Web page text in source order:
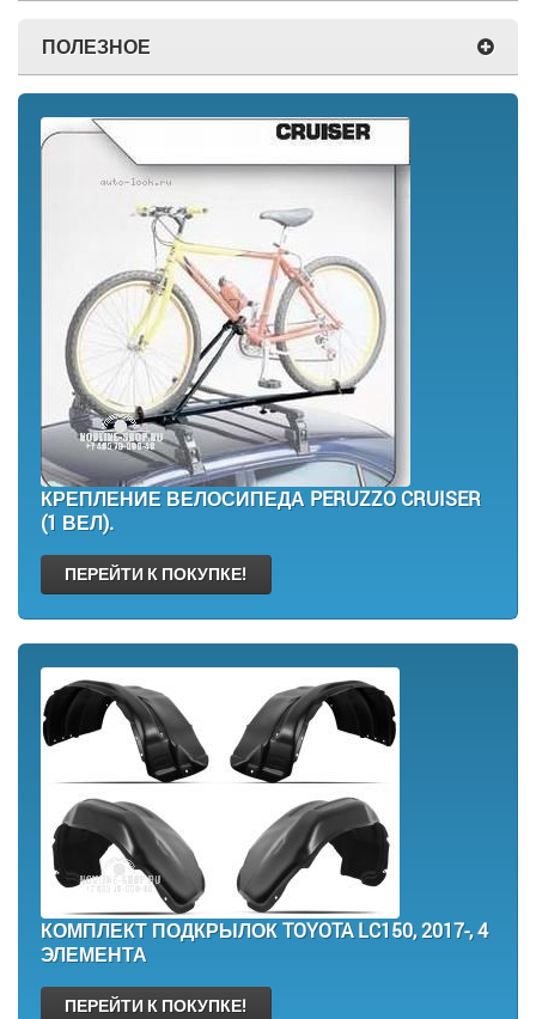
ПОЛЕЗНОЕ
КРЕПЛЕНИЕ ВЕЛОСИПЕДА PERUZZO CRUISER
(1 ВЕЛ).
ПЕРЕЙТИ К ПОКУПКЕ!
КОМПЛЕКТ ПОДКРЫЛОК TOYOTA LC150, 2017-, 4
ЭЛЕМЕНТА
ПЕРЕЙТИ К ПОКУПКЕ!